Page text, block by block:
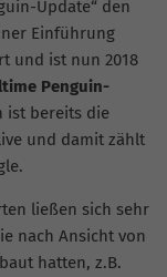
Update“ den
Einführung
und ist nun 2018
Penguin-
ist bereits die
und damit zählt
ließen sich sehr
nach Ansicht von
hatten, z.B.